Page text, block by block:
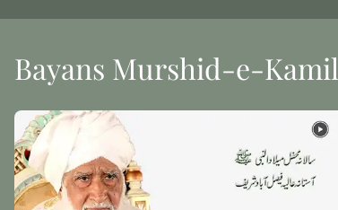
Bayans Murshid-e-Kamil